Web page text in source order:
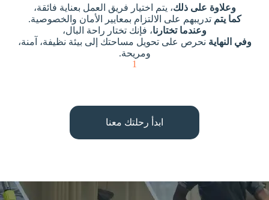
وعلاوة على ذلك، يتم اختيار فريق العمل بعناية فائقة،
كما يتم تدريبهم على الالتزام بمعايير الأمان والخصوصية.
وعندما تختارنا، فإنك تختار راحة البال،
وفي النهاية نحرص على تحويل مساحتك إلى بيئة نظيفة، آمنة،
ومريحة.
1
ابدأ رحلتك معنا